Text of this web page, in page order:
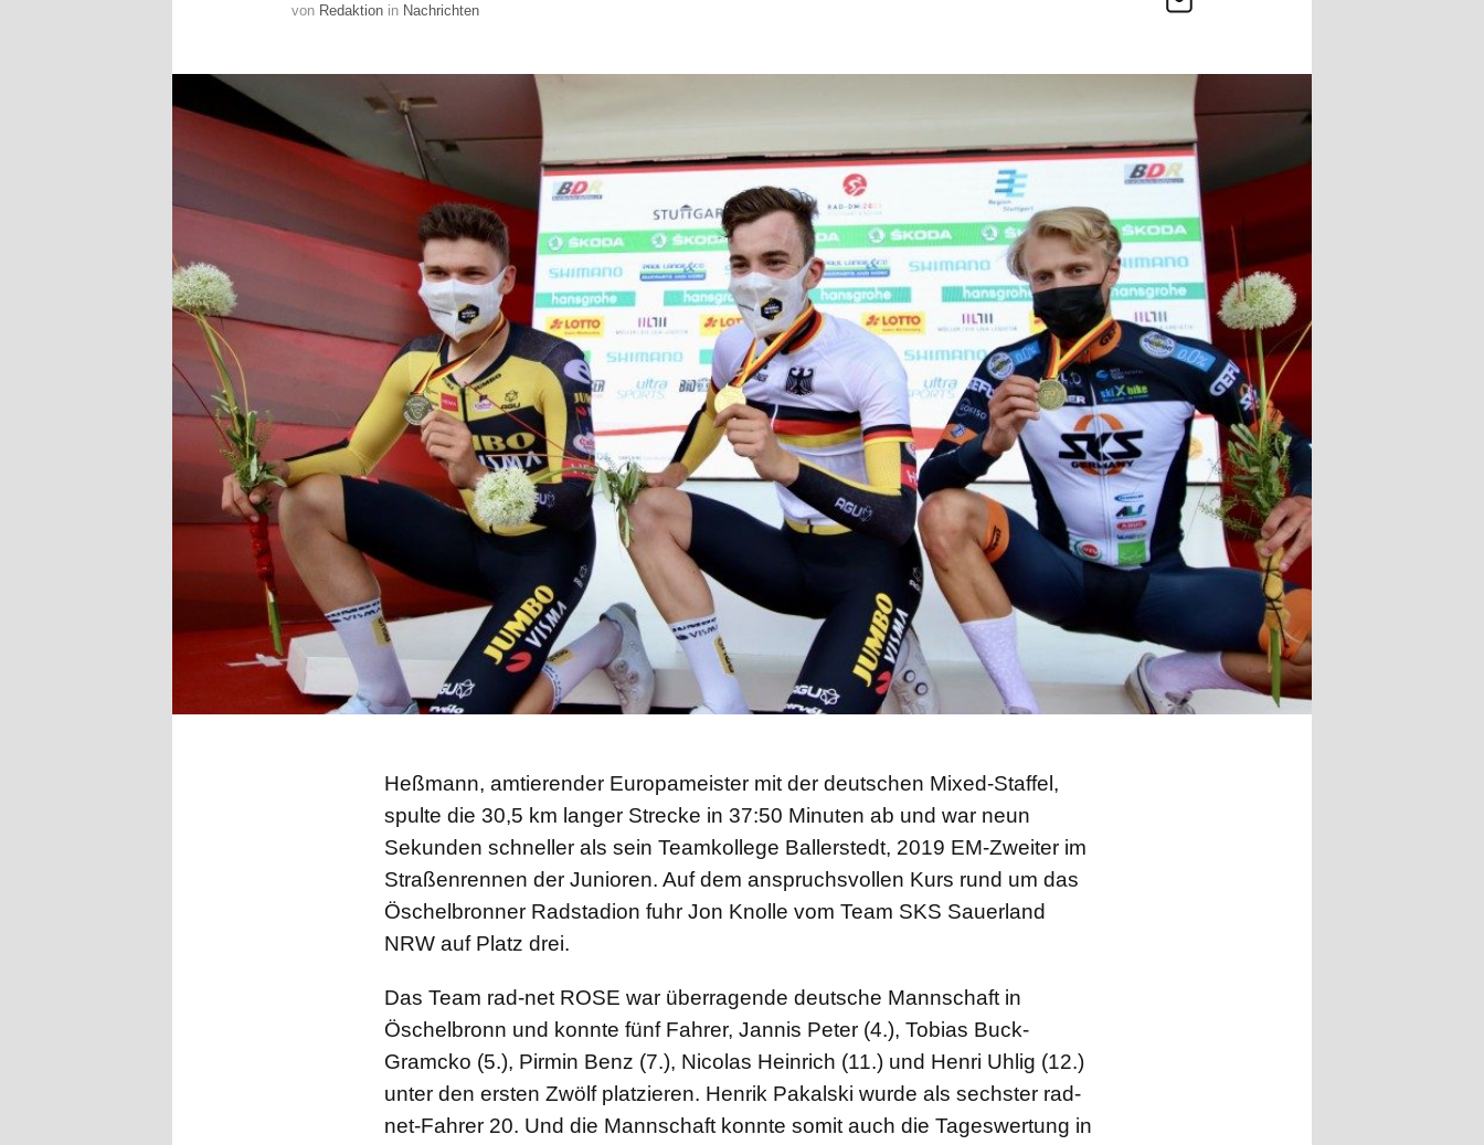
von Redaktion in Nachrichten
Heßmann, amtierender Europameister mit der deutschen Mixed-Staffel,
spulte die 30,5 km langer Strecke in 37:50 Minuten ab und war neun
Sekunden schneller als sein Teamkollege Ballerstedt, 2019 EM-Zweiter im
Straßenrennen der Junioren. Auf dem anspruchsvollen Kurs rund um das
Öschelbronner Radstadion fuhr Jon Knolle vom Team SKS Sauerland
NRW auf Platz drei.
Das Team rad-net ROSE war überragende deutsche Mannschaft in
Öschelbronn und konnte fünf Fahrer, Jannis Peter (4.), Tobias Buck-
Gramcko (5.), Pirmin Benz (7.), Nicolas Heinrich (11.) und Henri Uhlig (12.)
unter den ersten Zwölf platzieren. Henrik Pakalski wurde als sechster rad-
net-Fahrer 20. Und die Mannschaft konnte somit auch die Tageswertung in